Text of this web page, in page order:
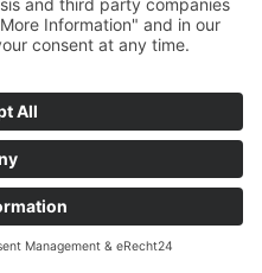
darüber, welche konkrete
die betroffene Person
bei Instagram
mit jedem Aufruf unserer
und während der
auf unserer
die betroffene
werden durch die